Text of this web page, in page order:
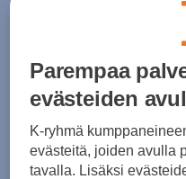
Koko
ONES
Parempaa
evästeiden
K-ryhmä
evästeitä, joiden avulla
tavalla. Lisäksi